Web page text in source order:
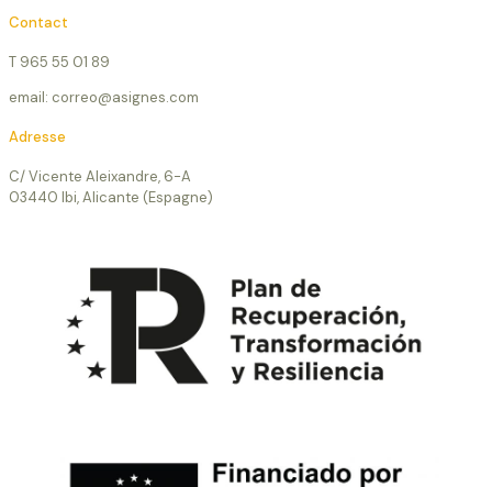
Contact
T 965 55 01 89
email: correo@asignes.com
Adresse
C/ Vicente Aleixandre, 6-A
03440 Ibi, Alicante (Espagne)